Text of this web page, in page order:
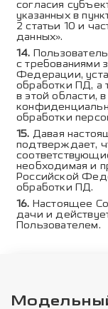
согласия
указанных в
2 статьи 10 и
данных».
с требованиями
Федерации,
обработки ПД, а
в этой области,
обработки
Давая
подтверждает,
необходимая и
Российской
обработки ПД.
Настоящее
дачи и
Пользователем.